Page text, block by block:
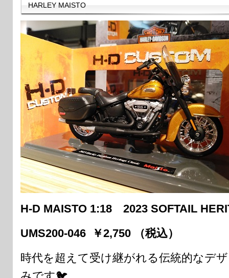
HARLEY MAISTO
H-D MAISTO 1:18 2023 SOFTAIL
UMS200-046 ￥2,750 （税込）
時代を超えて受け継がれる伝統的なデ